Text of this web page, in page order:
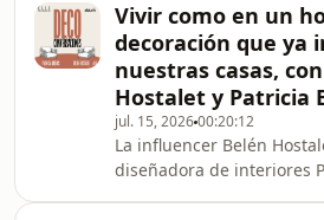
Sklum de algo muy
placer de parar. También
casa, especialmente sus
exteriores, pueden
esa cumbre del relax y,
echarse la siesta.
balcones en sombra se
Vivir como en un
decoración que ya
nuestras casas,
Hostalet y Patricia
jul. 15, 202600:20:12
La influencer Belén
diseñadora de interiores